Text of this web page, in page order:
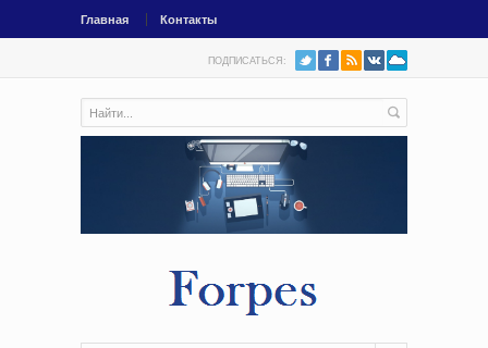
Главная Контакты
ПОДПИСАТЬСЯ: